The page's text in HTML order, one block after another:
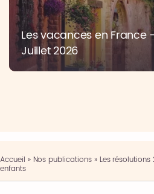
Les vacances en France -
Juillet 2026
Accueil » Nos publications» Les
enfants